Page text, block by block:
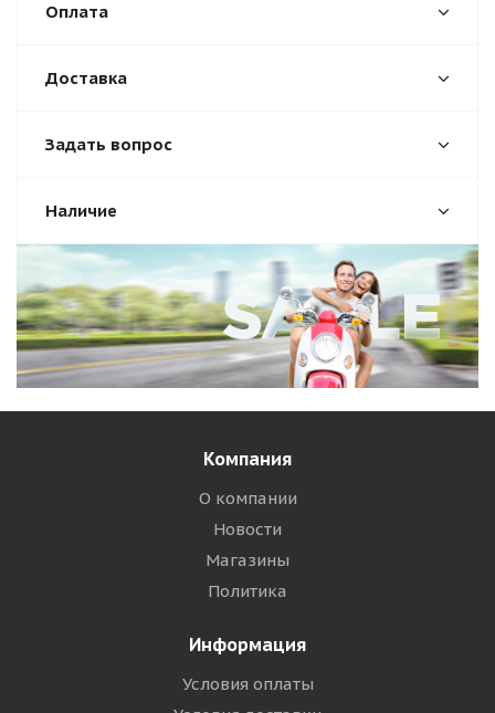
Оплата
Доставка
Задать вопрос
Наличие
Компания
О компании
Новости
Магазины
Политика
Информация
Условия оплаты